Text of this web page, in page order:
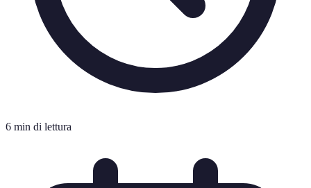
6 min di lettura